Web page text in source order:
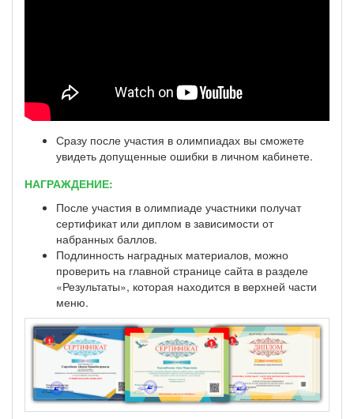
Сразу после участия в олимпиадах вы сможете
увидеть допущенные ошибки в личном кабинете.
НАГРАЖДЕНИЕ:
После участия в олимпиаде участники получат
сертификат или диплом в зависимости от
набранных баллов.
Подлинность наградных материалов, можно
проверить на главной странице сайта в разделе
«Результаты», которая находится в верхней части
меню.